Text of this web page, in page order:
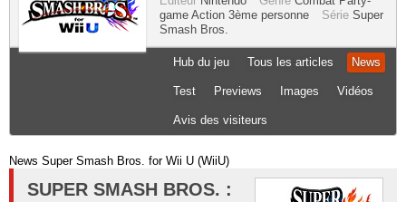
game Action 3ème personne Série Super
Smash Bros.
Hub du jeu Tous les articles News
Test Previews Images Vidéos
Avis des visiteurs
News Super Smash Bros. for Wii U (WiiU)
SUPER SMASH BROS. :